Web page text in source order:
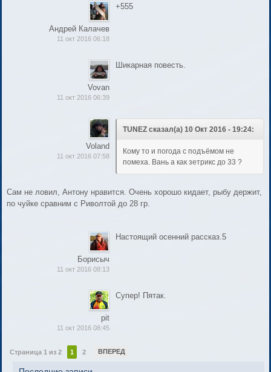
Андрей Калачев
11 окт 2016 06:18
+555
Vovan
11 окт 2016 06:39
Шикарная повесть.
Voland
11 окт 2016 07:58
TUNEZ сказал(а) 10 Окт 2016 - 19:24:
Кому то и погода с подъёмом не
помеха. Вань а как зетрикс до 33 ?
Сам не ловил, Антону нравится. Очень хорошо кидает, рыбу держит,
по чуйке сравним с Риволтой до 28 гр.
Борисыч
11 окт 2016 08:13
Настоящий осенний рассказ.5
pit
11 окт 2016 08:45
Супер! Пятак.
Страница 1 из 2 1 2 ВПЕРЕД